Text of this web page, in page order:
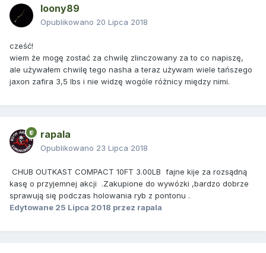
loony89
Opublikowano 20 Lipca 2018
cześć!
wiem że mogę zostać za chwilę zlinczowany za to co napiszę,
ale używałem chwilę tego nasha a teraz używam wiele tańszego
jaxon zafira 3,5 lbs i nie widzę wogóle różnicy między nimi.
rapala
Opublikowano 23 Lipca 2018
CHUB OUTKAST COMPACT 10FT 3.00LB fajne kije za rozsądną
kasę o przyjemnej akcji .Zakupione do wywózki ,bardzo dobrze
sprawują się podczas holowania ryb z pontonu .
Edytowane 25 Lipca 2018 przez rapala